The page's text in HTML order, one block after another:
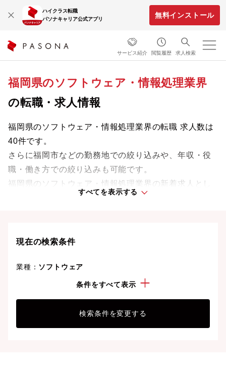
ハイクラス転職
パソナキャリア公式アプリ
無料インストール
サービス紹介 閲覧履歴 求人検索
福岡県のソフトウェア・情報処理業界
の転職・求人情報
福岡県のソフトウェア・情報処理業界の転職 求人数は
40件です。
さらに福岡市などの勤務地での絞り込みや、年収・役
職・働き方での絞り込みも可能です。
福岡県のソフトウェア・情報処理業界の新着求人とし
ては、株式会社プラスアルファ・コンサルティング・
り、次のキャリアステージへと踏み出しましょう。
すべてを表示する
現在の検索条件
業種： ソフトウェア
条件をすべて表示
検索条件を変更する